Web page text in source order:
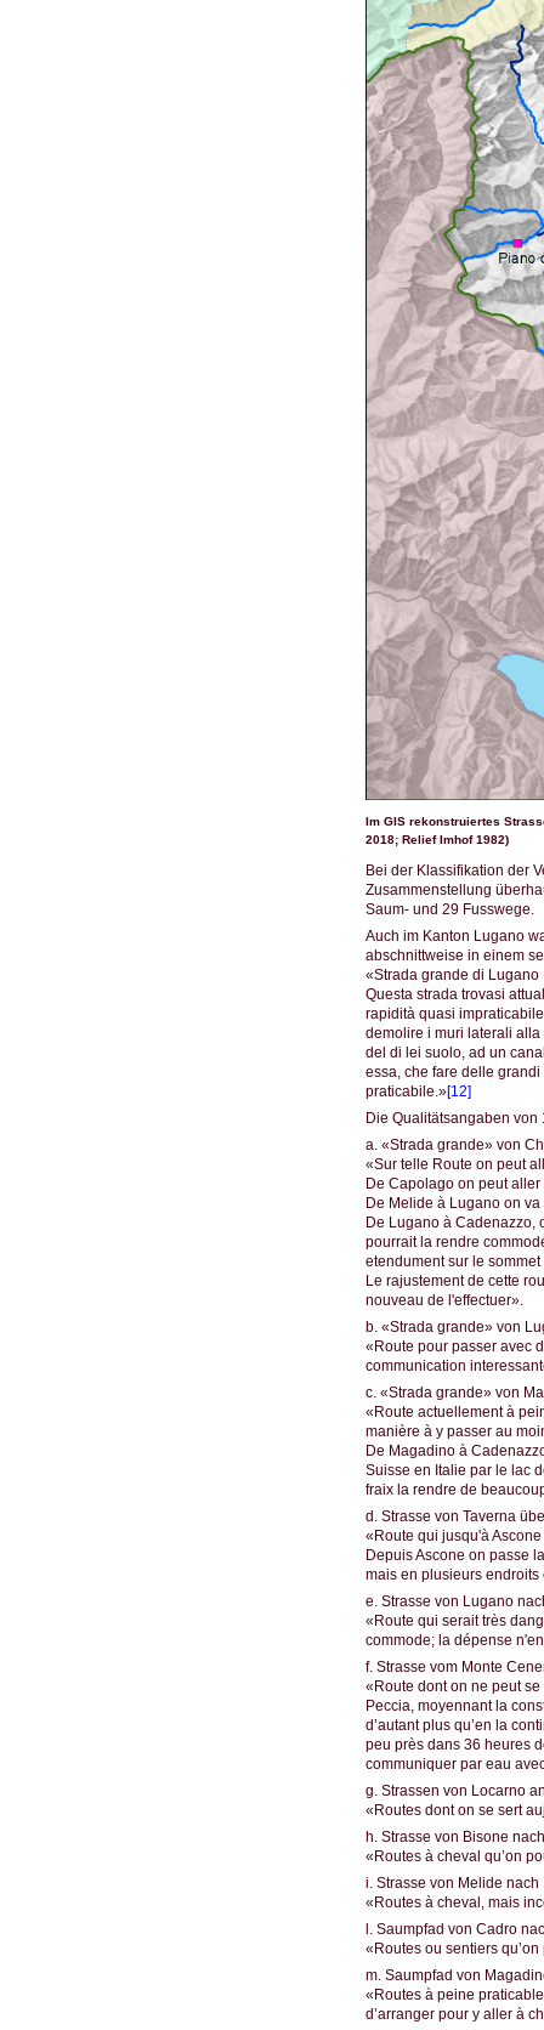
Im GIS rekonstruiertes
2018; Relief Imhof 1982)
Bei der Klassifikation der
Zusammenstellung
Saum- und 29 Fusswege.
Auch im Kanton Lugano
abschnittweise in einem
«Strada grande di Lugano
Questa strada trovasi
rapidità quasi
demolire i muri laterali
del di lei suolo, ad un
essa, che fare delle
praticabile.»[12]
Die Qualitätsangaben von
a. «Strada grande» von
«Sur telle Route on peut
De Capolago on peut
De Melide à Lugano on
De Lugano à Cadenazzo,
pourrait la rendre
etendument sur le
Le rajustement de cette
nouveau de l'effectuer».
b. «Strada grande» von
«Route pour passer avec
communication
c. «Strada grande» von
«Route actuellement à
manière à y passer au
De Magadino à
Suisse en Italie par le lac
fraix la rendre de
d. Strasse von Taverna
«Route qui jusqu'à
Depuis Ascone on passe
mais en plusieurs
e. Strasse von Lugano
«Route qui serait très
commode; la dépense
f. Strasse vom Monte
«Route dont on ne peut
Peccia, moyennant la
d’autant plus qu’en la
peu près dans 36 heures
communiquer par eau
g. Strassen von Locarno
«Routes dont on se sert
h. Strasse von Bisone
«Routes à cheval qu’on
i. Strasse von Melide
«Routes à cheval, mais
l. Saumpfad von Cadro
«Routes ou sentiers
m. Saumpfad von
«Routes à peine
d’arranger pour y aller à